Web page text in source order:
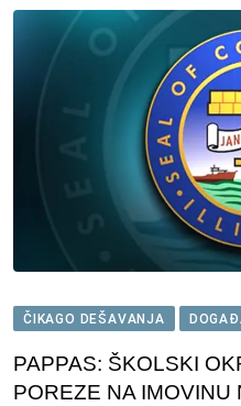
ČIKAGO DEŠAVANJA
PAPPAS: ŠKOLSKI
POREZE NA